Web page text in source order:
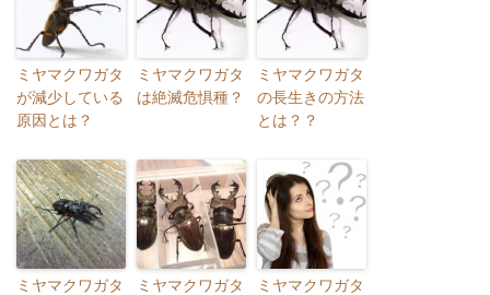
ミヤマクワガタ
が減少している
原因とは？
ミヤマクワガタ
は絶滅危惧種？
ミヤマクワガタ
の長生きの方法
とは？？
ミヤマクワガタ
ミヤマクワガタ
ミヤマクワガタ